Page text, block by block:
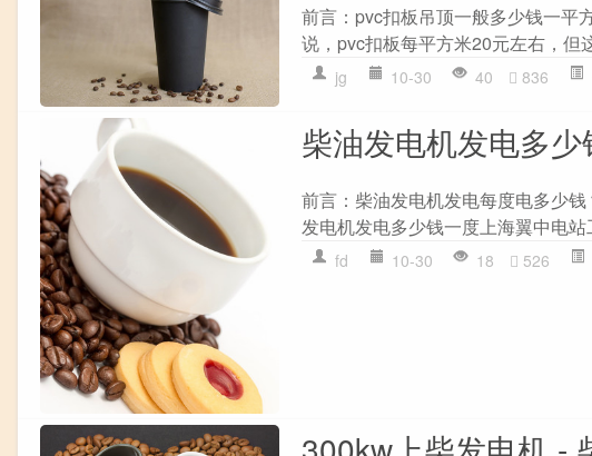
前言：pvc扣板吊顶一般多少钱一平
说，pvc扣板每平方米20元左右，但
jg 10-30 40 836
柴油发电机发电多少
前言：柴油发电机发电每度电多少
发电机发电多少钱一度上海翼中电
fd 10-30 18 526